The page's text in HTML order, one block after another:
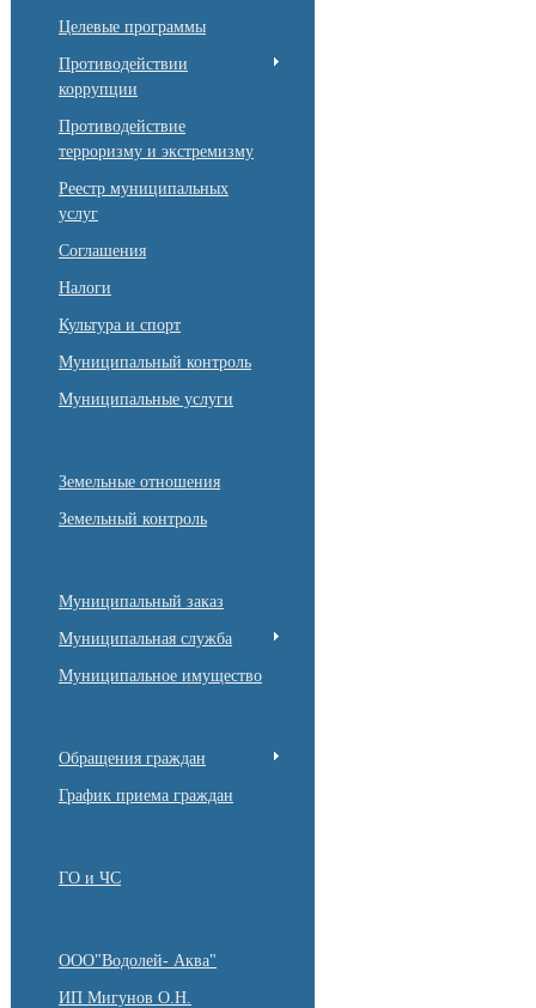
Целевые программы
Противодействии
коррупции
Противодействие
терроризму и экстремизму
Реестр муниципальных
услуг
Соглашения
Налоги
Культура и спорт
Муниципальный контроль
Муниципальные услуги
Земельные отношения
Земельный контроль
Муниципальный заказ
Муниципальная служба
Муниципальное имущество
Обращения граждан
График приема граждан
ГО и ЧС
ООО"Водолей- Аква"
ИП Мигунов О.Н.